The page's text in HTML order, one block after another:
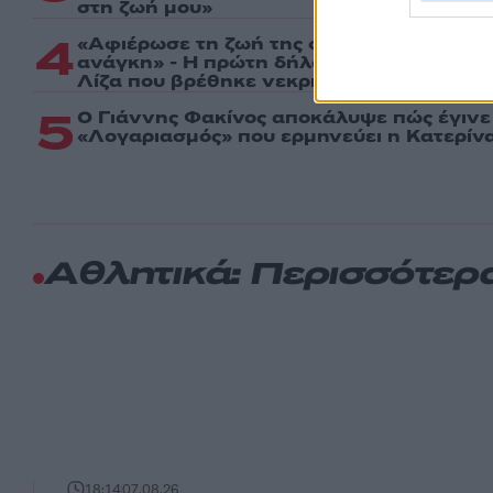
στη ζωή μου»
4 «Αφιέρωσε τη ζωή της στο να βοηθά
ανάγκη» - Η πρώτη δήλωση της
Λίζα που βρέθηκε νεκρή στην Κυψέλη
5 Ο Γιάννης Φακίνος αποκάλυψε πώς
«Λογαριασμός» που ερμηνεύει η
Αθλητικά: